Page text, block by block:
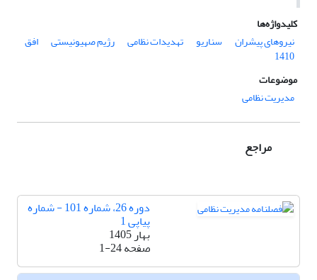
کلیدواژه‌ها
نیروهای پیشران
سناریو تهدیدات نظامی رژیم صهیونیستی افق
1410
موضوعات
مدیریت نظامی
مراجع
دوره 26، شماره 101 - شماره
پیاپی 1
بهار 1405
صفحه1-24